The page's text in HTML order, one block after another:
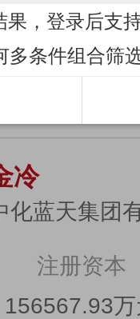
注册资本
冷
化蓝天集团
注册资本
156567.93
果，登录后支
多条件组合筛